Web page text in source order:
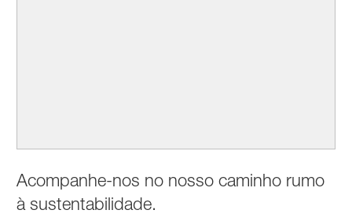
Acompanhe-nos no nosso caminho rumo
à sustentabilidade.